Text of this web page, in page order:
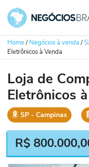
Home/ Negócios à venda/
Eletrônicos à Venda
Loja de
Eletrônicos
SP ‐ Campinas
R$